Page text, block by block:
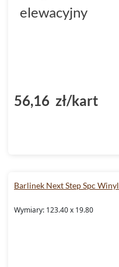
elewacyjny
56,16 zł/kart
Barlinek Next Step Spc Winyl
Wymiary: 123.40 x 19.80